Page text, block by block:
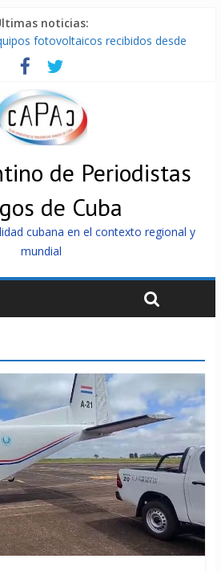
noticias:
fotovoltaicos recibidos desde
de EE.UU contra Cuba
militar de dominación de EEUU
contra Cuba apuntan a la
Rusia y China
los que marchan para que no se
de Periodistas
de Cuba
cubana en el contexto regional y
mundial